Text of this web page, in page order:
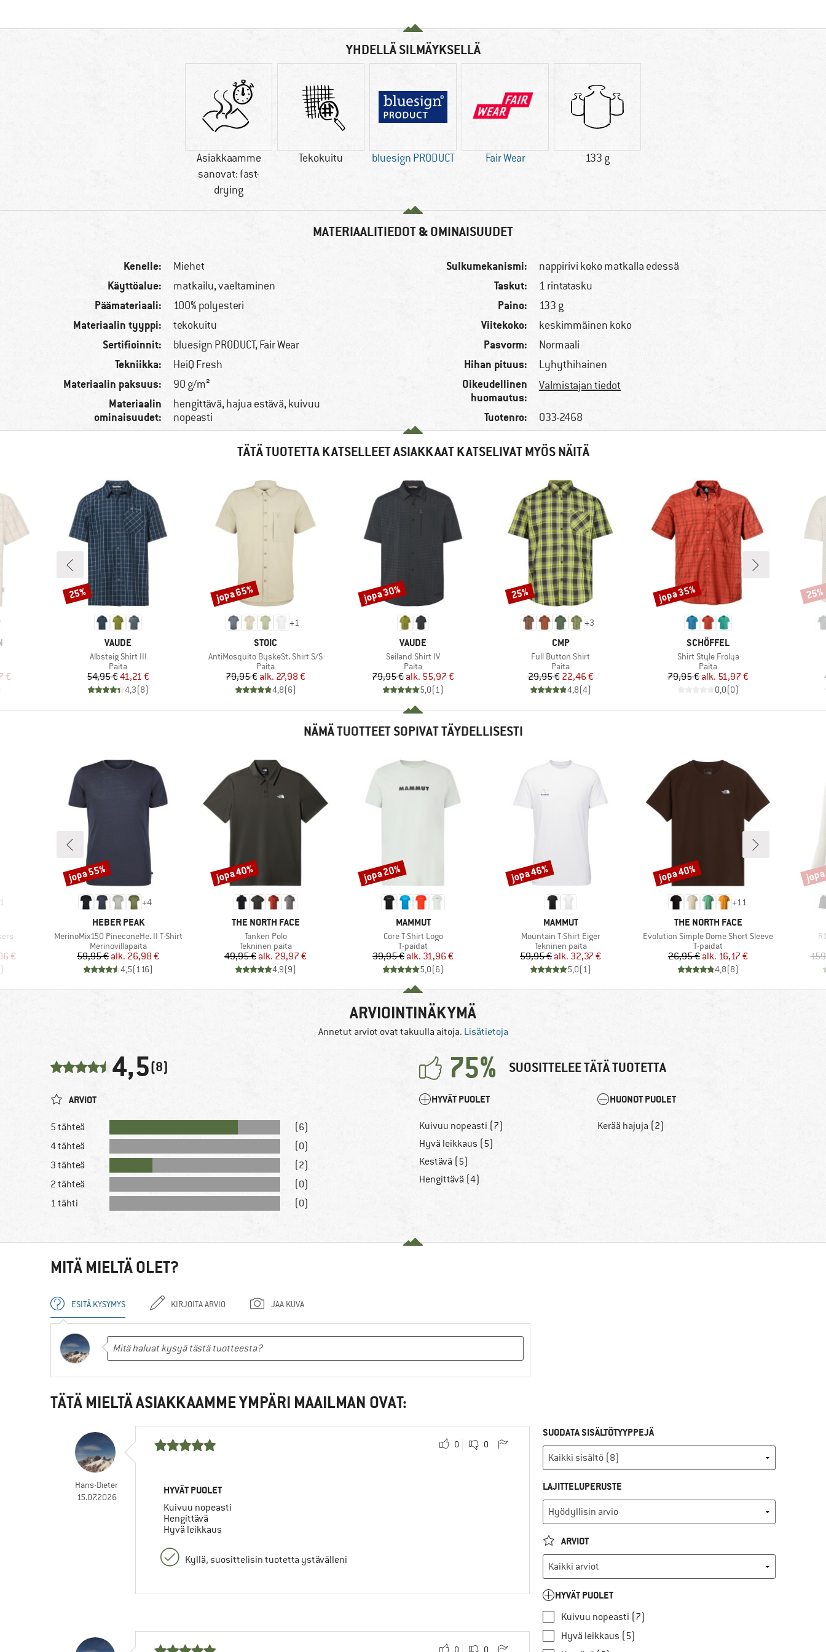
YHDELLÄ SILMÄYKSELLÄ
Asiakkaamme
sanovat: fast-
drying
Tekokuitu bluesign PRODUCT Fair Wear 133 g
MATERIAALITIEDOT & OMINAISUUDET
Kenelle: Miehet
Käyttöalue: matkailu, vaeltaminen
Päämateriaali: 100% polyesteri
Materiaalin tyyppi: tekokuitu
Sertifioinnit: bluesign PRODUCT, Fair Wear
Tekniikka: HeiQ Fresh
Materiaalin paksuus: 90 g/m²
Materiaalin
ominaisuudet:
hengittävä, hajua estävä, kuivuu
nopeasti
Sulkumekanismi: nappirivi koko matkalla edessä
Taskut: 1 rintatasku
Paino: 133 g
Viitekoko: keskimmäinen koko
Pasvorm: Normaali
Hihan pituus: Lyhythihainen
Oikeudellinen
huomautus:
Valmistajan tiedot
Tuotenro: 033-2468
TÄTÄ TUOTETTA KATSELLEET ASIAKKAAT KATSELIVAT MYÖS NÄITÄ
hinta
€
MERKKI
VAUDE
Tuote
Albsteig Shirt III
Tuoteryhmä
Paita
Hinta
54,95 €Alennettu hinta
41,21 €
4,3(8)
Alennus
25%
+1
MERKKI
STOIC
Tuote
AntiMosquito ByskeSt. Shirt S/S
Tuoteryhmä
Paita
Hinta
79,95 € Alennettu hinta
alk. 27,98 €
4,8(6)
Alennus
jopa 65%
MERKKI
VAUDE
Tuote
Seiland Shirt IV
Tuoteryhmä
Paita
Hinta
79,95 € Alennettu hinta
alk. 55,97 €
5,0(1)
Alennus
jopa 30%
+3
MERKKI
CMP
Tuote
Full Button Shirt
Tuoteryhmä
Paita
Hinta
29,95 €Alennettu hinta
22,46 €
4,8(4)
Alennus
25%
MERKKI
SCHÖFFEL
Tuote
Shirt Style Frolya
Tuoteryhmä
Paita
Hinta
79,95 € Alennettu hinta
alk. 51,97 €
0,0(0)
Alennus
jopa 35% 25%
NÄMÄ TUOTTEET SOPIVAT TÄYDELLISESTI
1
hinta
€
)
+4
MERKKI
HEBER PEAK
Tuote
MerinoMix150 PineconeHe. II T-Shirt
Tuoteryhmä
Merinovillapaita
Hinta
59,95 € Alennettu hinta
alk. 26,98 €
4,5(116)
Alennus
jopa 55%
MERKKI
THE NORTH FACE
Tuote
Tanken Polo
Tuoteryhmä
Tekninen paita
Hinta
49,95 € Alennettu hinta
alk. 29,97 €
4,9(9)
Alennus
jopa 40%
MERKKI
MAMMUT
Tuote
Core T-Shirt Logo
Tuoteryhmä
T-paidat
Hinta
39,95 € Alennettu hinta
alk. 31,96 €
5,0(6)
Alennus
jopa 20%
MERKKI
MAMMUT
Tuote
Mountain T-Shirt Eiger
Tuoteryhmä
Tekninen paita
Hinta
59,95 € Alennettu hinta
alk. 32,37 €
5,0(1)
Alennus
jopa 46%
+11
MERKKI
THE NORTH FACE
Tuote
Evolution Simple Dome Short Sleeve
Tuoteryhmä
T-paidat
Hinta
26,95 € Alennettu hinta
alk. 16,17 €
4,8(8)
Alennus
jopa 40%
ARVIOINTINÄKYMÄ
Annetut arviot ovat takuulla aitoja. Lisätietoja
4,5(8) 75% SUOSITTELEE TÄTÄ TUOTETTA
ARVIOT
5 tähteä
(6)
4 tähteä
(0)
3 tähteä
(2)
2 tähteä
(0)
1 tähti
(0)
HYVÄT PUOLET
Kuivuu nopeasti (7)
Hyvä leikkaus (5)
Kestävä (5)
Hengittävä (4)
HUONOT PUOLET
Kerää hajuja (2)
MITÄ MIELTÄ OLET?
ESITÄ KYSYMYS KIRJOITA ARVIO JAA KUVA
TÄTÄ MIELTÄ ASIAKKAAMME YMPÄRI MAAILMAN OVAT:
Hans-Dieter
15.07.2026
0 0
HYVÄT PUOLET
Kuivuu nopeasti
Hengittävä
Hyvä leikkaus
Kyllä, suosittelisin tuotetta ystävälleni
SUODATA SISÄLTÖTYYPPEJÄ
LAJITTELUPERUSTE
ARVIOT
HYVÄT PUOLET
Kuivuu nopeasti (7)
Hyvä leikkaus (5)